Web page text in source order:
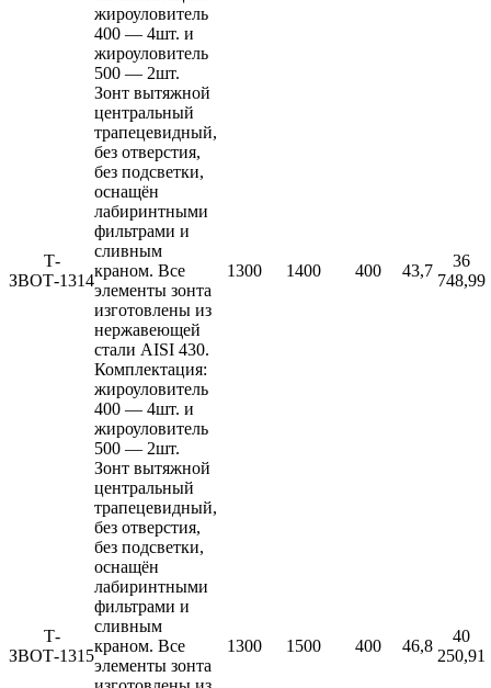
жироуловитель
400 — 4шт. и
жироуловитель
500 — 2шт.
Т-
ЗВОТ-1314
Зонт вытяжной
центральный
трапецевидный,
без отверстия,
без подсветки,
оснащён
лабиринтными
фильтрами и
сливным
краном. Все
элементы зонта
изготовлены из
нержавеющей
стали AISI 430.
Комплектация:
жироуловитель
400 — 4шт. и
жироуловитель
500 — 2шт.
1300 1400 400 43,7
36
748,99
Т-
ЗВОТ-1315
Зонт вытяжной
центральный
трапецевидный,
без отверстия,
без подсветки,
оснащён
лабиринтными
фильтрами и
сливным
краном. Все
элементы зонта
1300 1500 400 46,8
40
250,91